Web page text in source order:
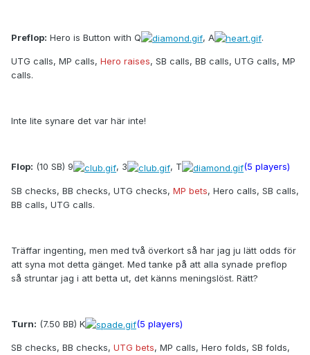
Preflop: Hero is Button with Q , A .
UTG calls, MP calls, Hero raises, SB calls, BB calls, UTG calls, MP
calls.
Inte lite synare det var här inte!
Flop: (10 SB) 9 , 3 , T (5 players)
SB checks, BB checks, UTG checks, MP bets, Hero calls, SB calls,
BB calls, UTG calls.
Träffar ingenting, men med två överkort så har jag ju lätt odds för
att syna mot detta gänget. Med tanke på att alla synade preflop
så struntar jag i att betta ut, det känns meningslöst. Rätt?
Turn: (7.50 BB) K (5 players)
SB checks, BB checks, UTG bets, MP calls, Hero folds, SB folds,